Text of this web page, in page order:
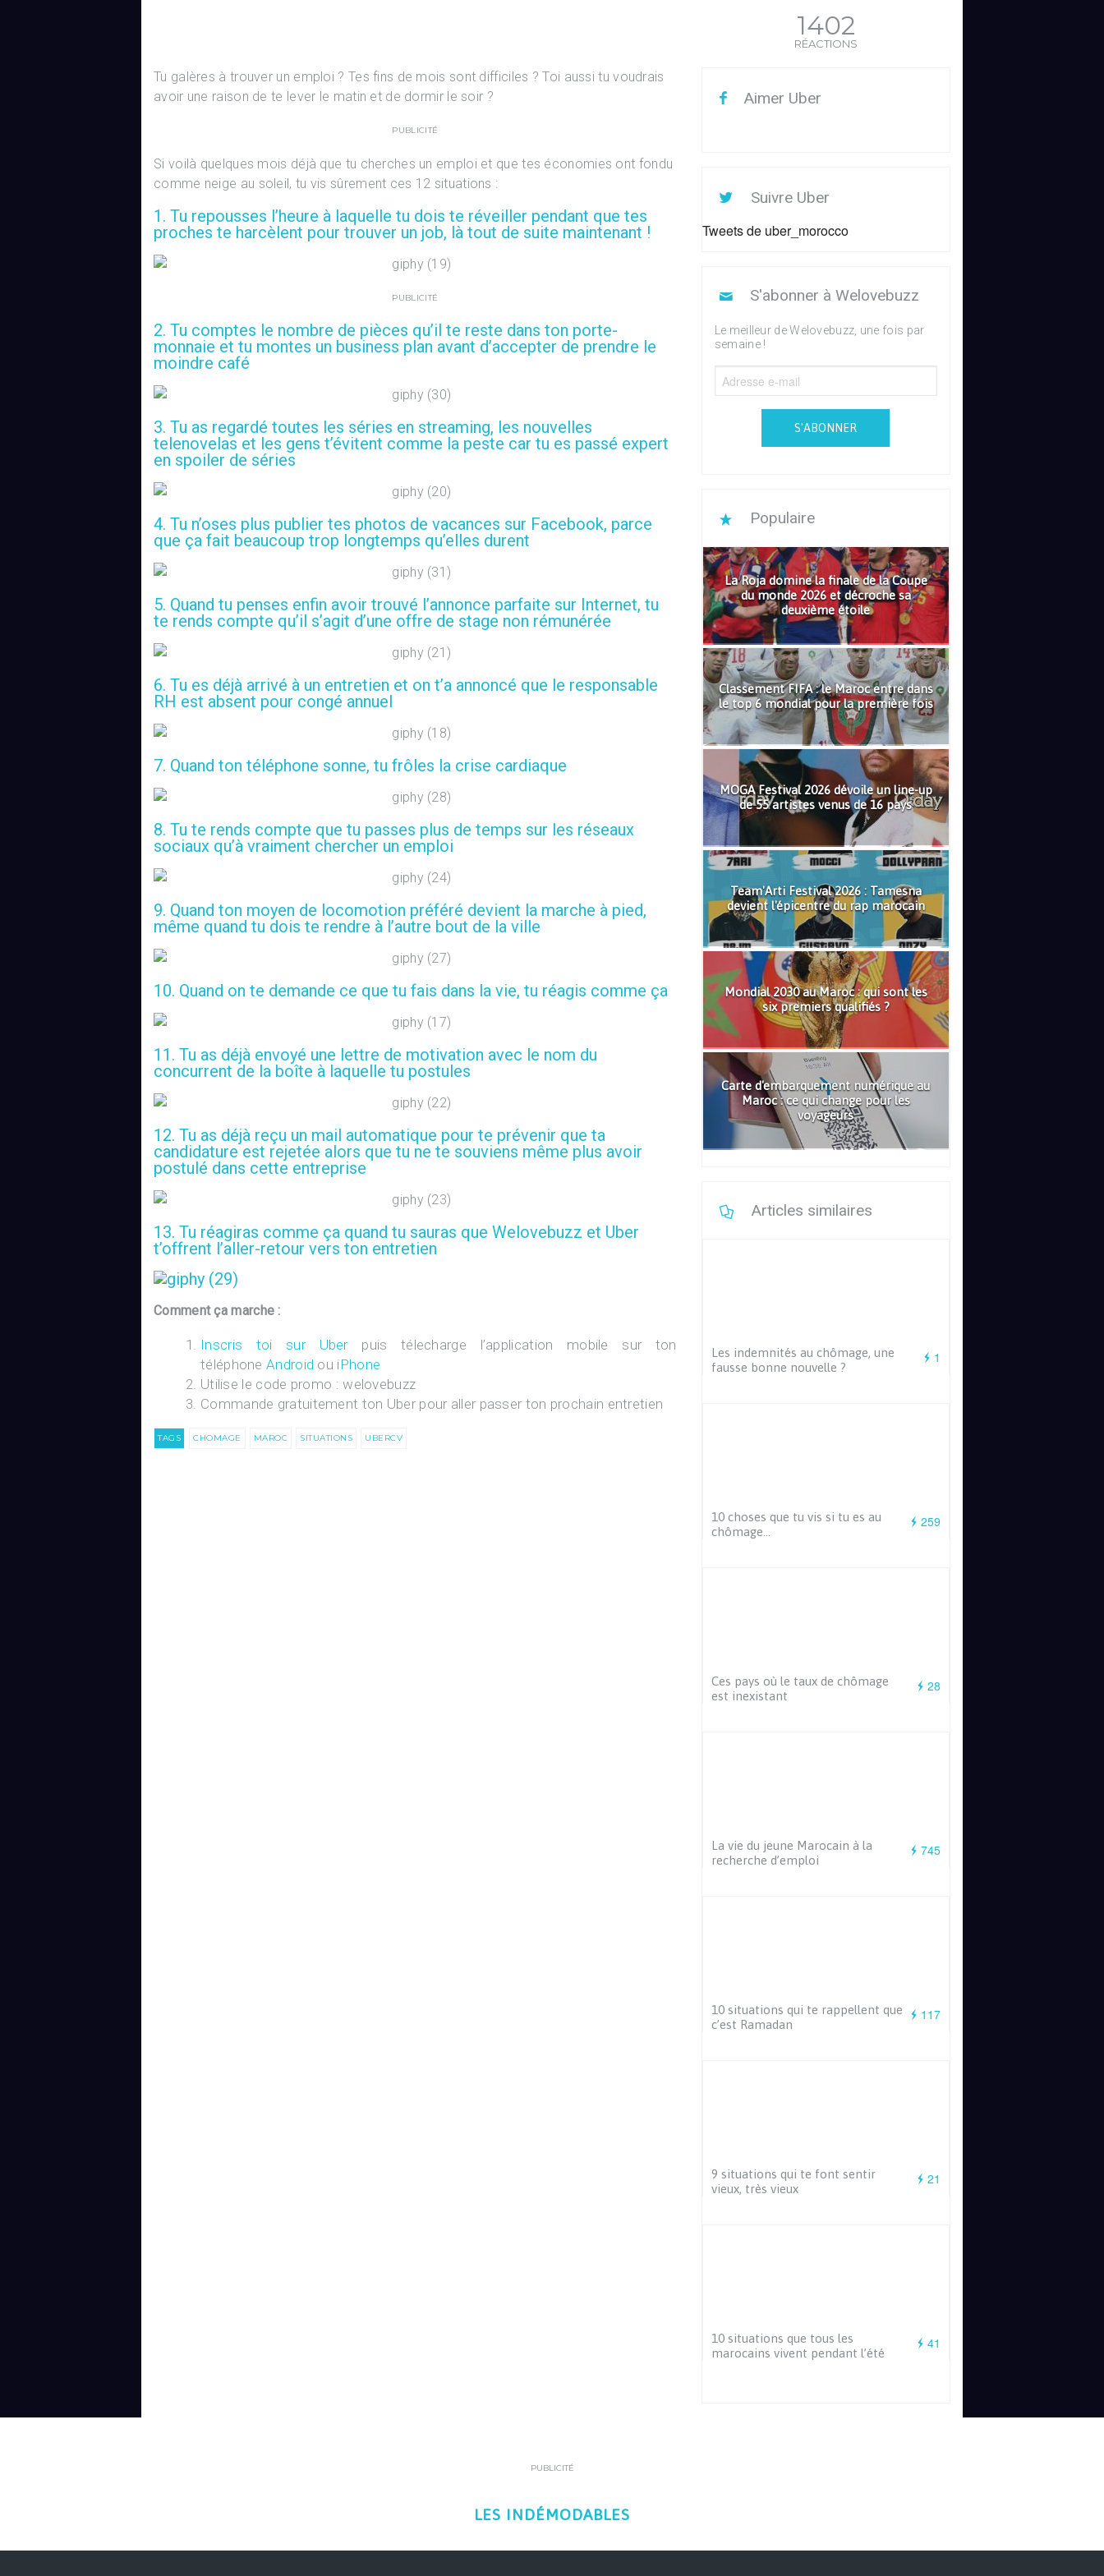
Tu galères à trouver un emploi ? Tes fins de mois sont difficiles ? Toi aussi tu voudrais
avoir une raison de te lever le matin et de dormir le soir ?
PUBLICITÉ
Si voilà quelques mois déjà que tu cherches un emploi et que tes économies ont fondu
comme neige au soleil, tu vis sûrement ces 12 situations :
1. Tu repousses l’heure à laquelle tu dois te réveiller pendant que tes
proches te harcèlent pour trouver un job, là tout de suite maintenant !
PUBLICITÉ
2. Tu comptes le nombre de pièces qu’il te reste dans ton porte-
monnaie et tu montes un business plan avant d’accepter de prendre le
moindre café
3. Tu as regardé toutes les séries en streaming, les nouvelles
telenovelas et les gens t’évitent comme la peste car tu es passé expert
en spoiler de séries
4. Tu n’oses plus publier tes photos de vacances sur Facebook, parce
que ça fait beaucoup trop longtemps qu’elles durent
5. Quand tu penses enfin avoir trouvé l’annonce parfaite sur Internet, tu
te rends compte qu’il s’agit d’une offre de stage non rémunérée
6. Tu es déjà arrivé à un entretien et on t’a annoncé que le responsable
RH est absent pour congé annuel
7. Quand ton téléphone sonne, tu frôles la crise cardiaque
8. Tu te rends compte que tu passes plus de temps sur les réseaux
sociaux qu’à vraiment chercher un emploi
9. Quand ton moyen de locomotion préféré devient la marche à pied,
même quand tu dois te rendre à l’autre bout de la ville
10. Quand on te demande ce que tu fais dans la vie, tu réagis comme ça
11. Tu as déjà envoyé une lettre de motivation avec le nom du
concurrent de la boîte à laquelle tu postules
12. Tu as déjà reçu un mail automatique pour te prévenir que ta
candidature est rejetée alors que tu ne te souviens même plus avoir
postulé dans cette entreprise
13. Tu réagiras comme ça quand tu sauras que Welovebuzz et Uber
t’offrent l’aller-retour vers ton entretien
Comment ça marche :
Inscris toi sur Uberpuis télecharge l’application mobile sur ton
téléphoneAndroid ou iPhone
Utilise le code promo :welovebuzz
Commande gratuitement ton Uber pour aller passer ton prochain entretien
TAGS CHOMAGE MAROC SITUATIONS UBERCV
1402
RÉACTIONS
Aimer Uber
Suivre Uber
Tweets de uber_morocco
S'abonner à Welovebuzz
Le meilleur de Welovebuzz, une fois par
semaine !
S'ABONNER
Populaire
La Roja domine la finale de la Coupe
du monde 2026 et décroche sa
deuxième étoile
Classement FIFA : le Maroc entre dans
le top 6 mondial pour la première fois
MOGA Festival 2026 dévoile un line-up
de 55 artistes venus de 16 pays
Team'Arti Festival 2026 : Tamesna
devient l'épicentre du rap marocain
Mondial 2030 au Maroc : qui sont les
six premiers qualifiés ?
Carte d'embarquement numérique au
Maroc : ce qui change pour les
voyageurs
Articles similaires
1
Les indemnités au chômage, une
fausse bonne nouvelle ?
259
10 choses que tu vis si tu es au
chômage…
28
Ces pays où le taux de chômage
est inexistant
745
La vie du jeune Marocain à la
recherche d’emploi
117
10 situations qui te rappellent que
c’est Ramadan
21
9 situations qui te font sentir
vieux, très vieux
41
10 situations que tous les
marocains vivent pendant l’été
PUBLICITÉ
LES INDÉMODABLES